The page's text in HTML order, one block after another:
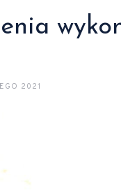
2021